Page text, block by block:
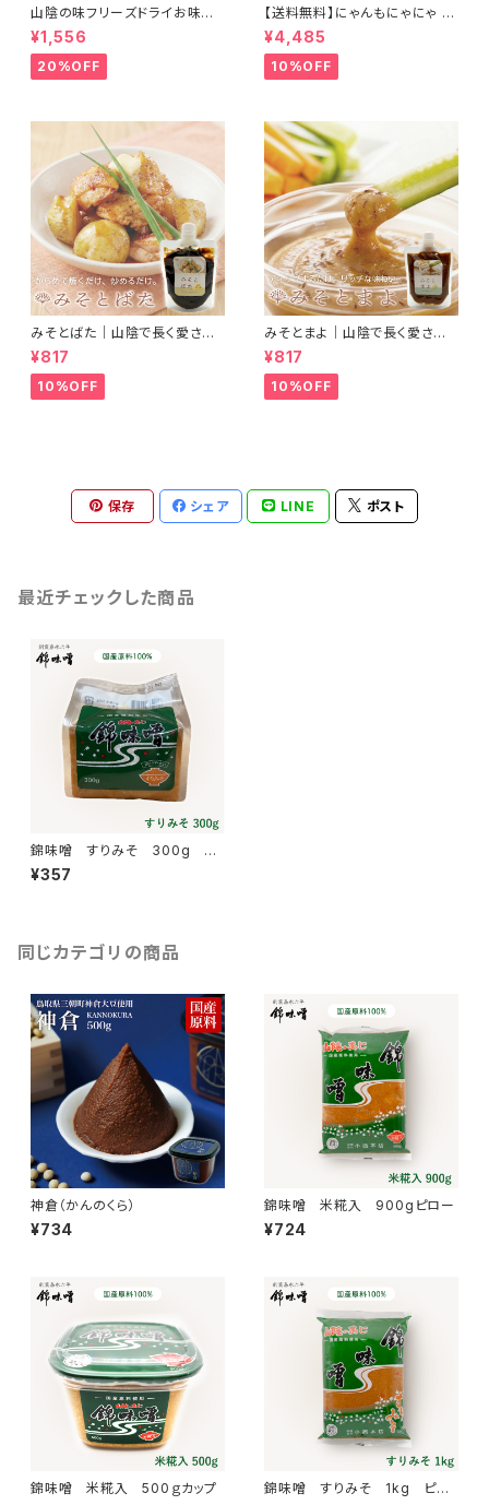
山陰の味フリーズドライお味噌
汁
¥1,556
20%OFF
【送料無料】にゃんもにゃにゃ オ
ールインニャンクリーム50g (人
間用基礎化粧品) 猫との暮らし
に寄り添ったこだわりの成分 自
然由来のオールインワンクリー
¥4,485
10%OFF
みそとばた｜山陰で長く愛され
続けている錦味噌とバターで料
理に便利なみそバターができま
した
¥817
10%OFF
みそとまよ｜山陰で長く愛され
続けている錦味噌とマヨネーズ
で、ディップするだけで濃厚リッ
チな味わいになるみそマヨがで
きました
¥817
10%OFF
保存 シェア LINE ポスト
最近チェックした商品
錦味噌 すりみそ 300g ガ
ゼット
¥357
同じカテゴリの商品
神倉（かんのくら）
¥734
錦味噌 米糀入 900gピロー
¥724
錦味噌 米糀入 500ｇカップ
錦味噌 すりみそ 1kg ピロ